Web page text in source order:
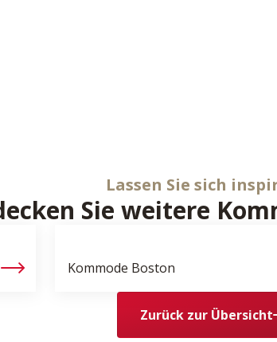
Lassen Sie sich
Sie weitere
Kommode Boston
Zurück zur Übersicht